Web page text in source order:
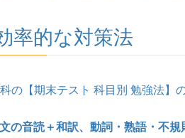
率的な対策法
の【期末テスト 科目別 勉強法】
の音読＋和訳、動詞・熟語・不規